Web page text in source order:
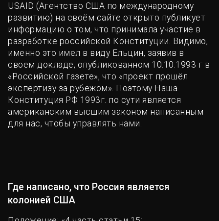
USAID (Агентство США по международному
развитию) на своём сайте открыто публикует
информацию о том, что принимала участие в
разработке российской Конституции. Видимо,
именно это имел в виду Ельцин, заявив в
своем докладе, опубликованном 10.10.1993 г в
«Российской газете», что «проект прошёл
экспертизу за рубежом». Поэтому Наша
Конституция РФ 1993г. по сути является
американским высшим законом написанным
для нас, чтобы управлять нами.
Где написано, что Россия является
колонией США